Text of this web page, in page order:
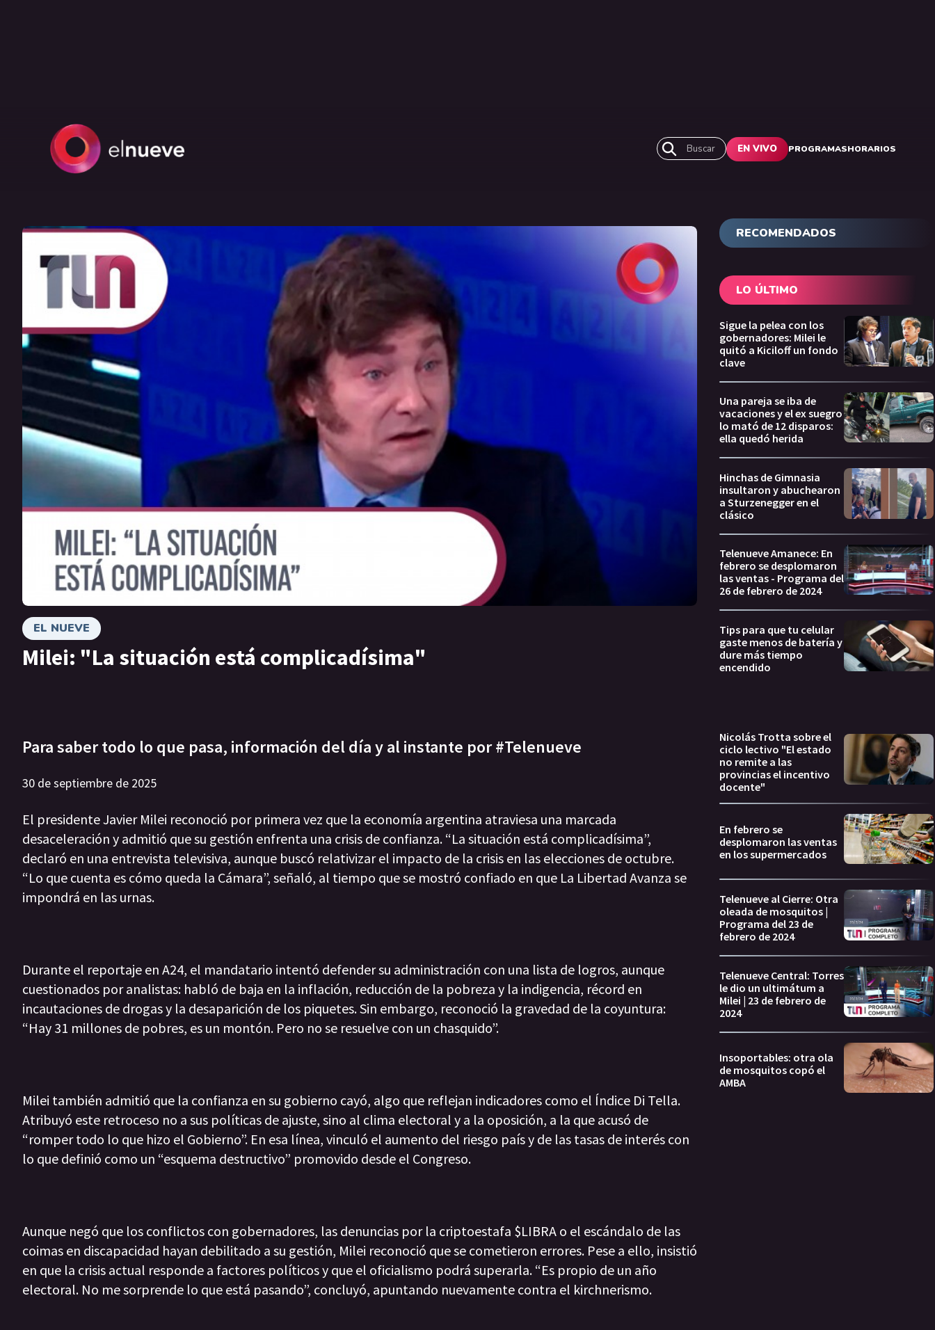
Buscar EN VIVO PROGRAMASHORARIOS
EL NUEVE
Milei: "La situación está complicadísima"
Para saber todo lo que pasa, información del día y al instante por #Telenueve
30 de septiembre de 2025
El presidente Javier Milei reconoció por primera vez que la economía argentina atraviesa una marcada
desaceleración y admitió que su gestión enfrenta una crisis de confianza. “La situación está complicadísima”,
declaró en una entrevista televisiva, aunque buscó relativizar el impacto de la crisis en las elecciones de octubre.
“Lo que cuenta es cómo queda la Cámara”, señaló, al tiempo que se mostró confiado en que La Libertad Avanza se
impondrá en las urnas.
Durante el reportaje en A24, el mandatario intentó defender su administración con una lista de logros, aunque
cuestionados por analistas: habló de baja en la inflación, reducción de la pobreza y la indigencia, récord en
incautaciones de drogas y la desaparición de los piquetes. Sin embargo, reconoció la gravedad de la coyuntura:
“Hay 31 millones de pobres, es un montón. Pero no se resuelve con un chasquido”.
Milei también admitió que la confianza en su gobierno cayó, algo que reflejan indicadores como el Índice Di Tella.
Atribuyó este retroceso no a sus políticas de ajuste, sino al clima electoral y a la oposición, a la que acusó de
“romper todo lo que hizo el Gobierno”. En esa línea, vinculó el aumento del riesgo país y de las tasas de interés con
lo que definió como un “esquema destructivo” promovido desde el Congreso.
Aunque negó que los conflictos con gobernadores, las denuncias por la criptoestafa $LIBRA o el escándalo de las
coimas en discapacidad hayan debilitado a su gestión, Milei reconoció que se cometieron errores. Pese a ello, insistió
en que la crisis actual responde a factores políticos y que el oficialismo podrá superarla. “Es propio de un año
electoral. No me sorprende lo que está pasando”, concluyó, apuntando nuevamente contra el kirchnerismo.
RECOMENDADOS
LO ÚLTIMO
Sigue la pelea con los
gobernadores: Milei le
quitó a Kiciloff un fondo
clave
Una pareja se iba de
vacaciones y el ex suegro
lo mató de 12 disparos:
ella quedó herida
Hinchas de Gimnasia
insultaron y abuchearon
a Sturzenegger en el
clásico
Telenueve Amanece: En
febrero se desplomaron
las ventas - Programa del
26 de febrero de 2024
Tips para que tu celular
gaste menos de batería y
dure más tiempo
encendido
Nicolás Trotta sobre el
ciclo lectivo "El estado
no remite a las
provincias el incentivo
docente"
En febrero se
desplomaron las ventas
en los supermercados
Telenueve al Cierre: Otra
oleada de mosquitos |
Programa del 23 de
febrero de 2024
Telenueve Central: Torres
le dio un ultimátum a
Milei | 23 de febrero de
2024
Insoportables: otra ola
de mosquitos copó el
AMBA